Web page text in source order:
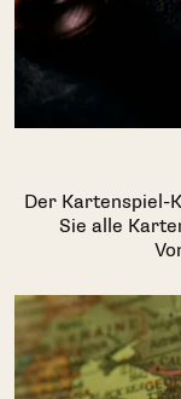
Der Kartenspiel-
Sie alle